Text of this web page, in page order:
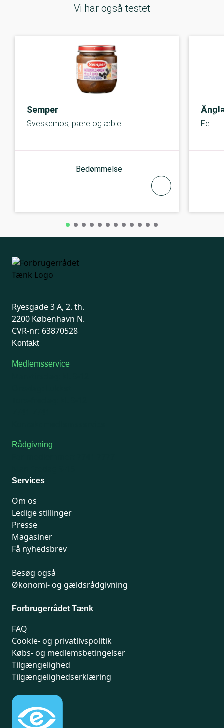
Vi har også testet
Semper
Sveskemos, pære og æble
Bedømmelse
Ryesgade 3 A, 2. th.
2200 København N.
CVR-nr: 63870528
Kontakt
Medlemsservice
Rådgivning
Services
Om os
Ledige stillinger
Presse
Magasiner
Få nyhedsbrev
Besøg også
Økonomi- og gældsrådgivning
Forbrugerrådet Tænk
FAQ
Cookie- og privatlivspolitik
Købs- og medlemsbetingelser
Tilgængelighed
Tilgængelighedserklæring